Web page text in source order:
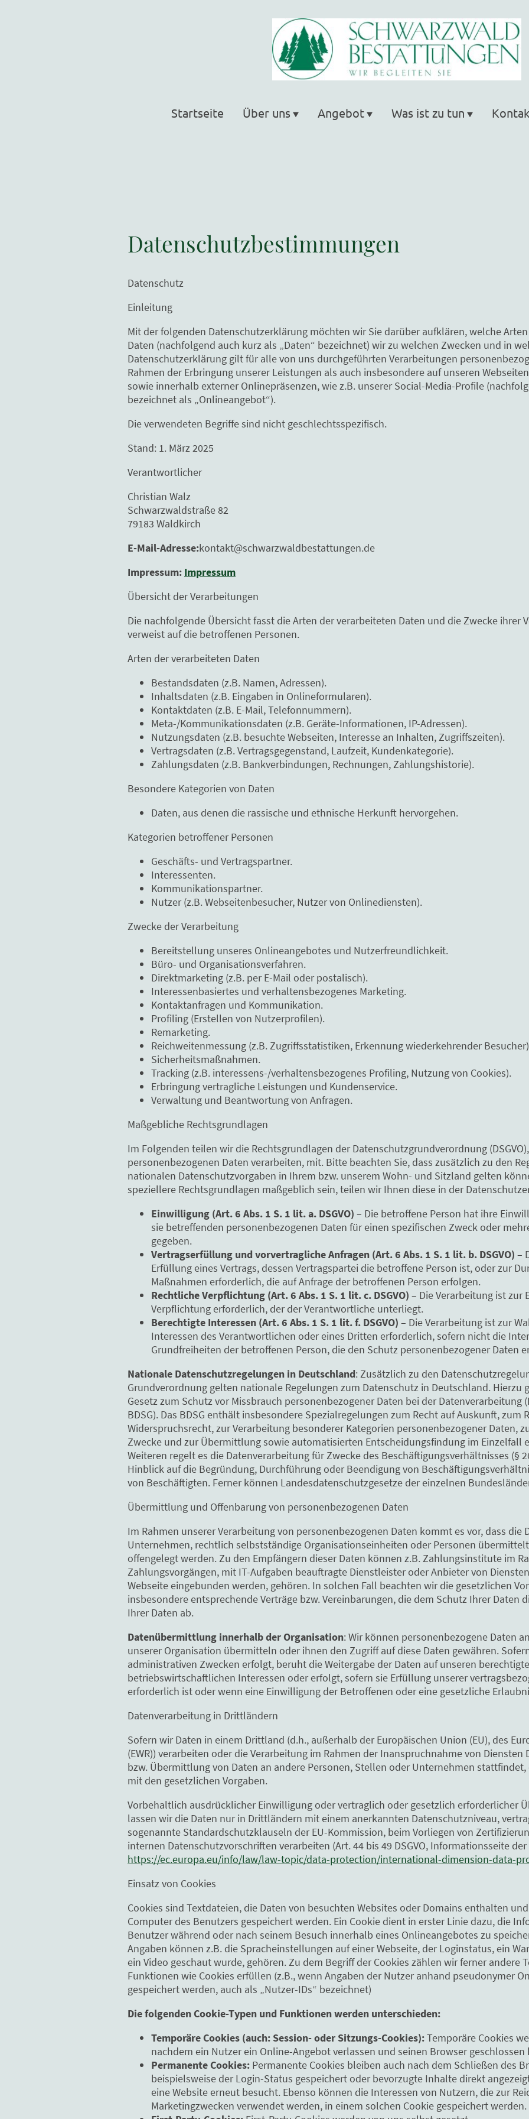
Startseite Über uns Angebot Was ist zu tun
Datenschutzbestimmungen
Datenschutz
Einleitung
Mit der folgenden Datenschutzerklärung möchten wir Sie darüber aufklären, welche
Daten (nachfolgend auch kurz als „Daten“ bezeichnet) wir zu welchen Zwecken und in
Datenschutzerklärung gilt für alle von uns durchgeführten Verarbeitungen
Rahmen der Erbringung unserer Leistungen als auch insbesondere auf unseren
sowie innerhalb externer Onlinepräsenzen, wie z.B. unserer Social-Media-Profile
bezeichnet als „Onlineangebot“).
Die verwendeten Begriffe sind nicht geschlechtsspezifisch.
Stand: 1. März 2025
Verantwortlicher
Christian Walz
Schwarzwaldstraße 82
79183 Waldkirch
E-Mail-Adresse:kontakt@schwarzwaldbestattungen.de
Impressum: Impressum
Übersicht der Verarbeitungen
Die nachfolgende Übersicht fasst die Arten der verarbeiteten Daten und die Zwecke ihrer
verweist auf die betroffenen Personen.
Arten der verarbeiteten Daten
Bestandsdaten (z.B. Namen, Adressen).
Inhaltsdaten (z.B. Eingaben in Onlineformularen).
Kontaktdaten (z.B. E-Mail, Telefonnummern).
Meta-/Kommunikationsdaten (z.B. Geräte-Informationen, IP-Adressen).
Nutzungsdaten (z.B. besuchte Webseiten, Interesse an Inhalten, Zugriffszeiten).
Vertragsdaten (z.B. Vertragsgegenstand, Laufzeit, Kundenkategorie).
Zahlungsdaten (z.B. Bankverbindungen, Rechnungen, Zahlungshistorie).
Besondere Kategorien von Daten
Daten, aus denen die rassische und ethnische Herkunft hervorgehen.
Kategorien betroffener Personen
Geschäfts- und Vertragspartner.
Interessenten.
Kommunikationspartner.
Nutzer (z.B. Webseitenbesucher, Nutzer von Onlinediensten).
Zwecke der Verarbeitung
Bereitstellung unseres Onlineangebotes und Nutzerfreundlichkeit.
Büro- und Organisationsverfahren.
Direktmarketing (z.B. per E-Mail oder postalisch).
Interessenbasiertes und verhaltensbezogenes Marketing.
Kontaktanfragen und Kommunikation.
Profiling (Erstellen von Nutzerprofilen).
Remarketing.
Reichweitenmessung (z.B. Zugriffsstatistiken, Erkennung wiederkehrender
Sicherheitsmaßnahmen.
Tracking (z.B. interessens-/verhaltensbezogenes Profiling, Nutzung von Cookies).
Erbringung vertragliche Leistungen und Kundenservice.
Verwaltung und Beantwortung von Anfragen.
Maßgebliche Rechtsgrundlagen
Im Folgenden teilen wir die Rechtsgrundlagen der Datenschutzgrundverordnung
personenbezogenen Daten verarbeiten, mit. Bitte beachten Sie, dass zusätzlich zu den
nationalen Datenschutzvorgaben in Ihrem bzw. unserem Wohn- und Sitzland gelten
speziellere Rechtsgrundlagen maßgeblich sein, teilen wir Ihnen diese in der
Einwilligung (Art. 6 Abs. 1 S. 1 lit. a. DSGVO) – Die betroffene Person hat ihre
sie betreffenden personenbezogenen Daten für einen spezifischen Zweck oder
gegeben.
Vertragserfüllung und vorvertragliche Anfragen (Art. 6 Abs. 1 S. 1 lit. b. DSGVO) –
Erfüllung eines Vertrags, dessen Vertragspartei die betroffene Person ist, oder zur
Maßnahmen erforderlich, die auf Anfrage der betroffenen Person erfolgen.
Rechtliche Verpflichtung (Art. 6 Abs. 1 S. 1 lit. c. DSGVO) – Die Verarbeitung ist
Verpflichtung erforderlich, der der Verantwortliche unterliegt.
Berechtigte Interessen (Art. 6 Abs. 1 S. 1 lit. f. DSGVO) – Die Verarbeitung ist zur
Interessen des Verantwortlichen oder eines Dritten erforderlich, sofern nicht die
Grundfreiheiten der betroffenen Person, die den Schutz personenbezogener Daten
Nationale Datenschutzregelungen in Deutschland: Zusätzlich zu den
Grundverordnung gelten nationale Regelungen zum Datenschutz in Deutschland. Hierzu
Gesetz zum Schutz vor Missbrauch personenbezogener Daten bei der Datenverarbeitung
BDSG). Das BDSG enthält insbesondere Spezialregelungen zum Recht auf Auskunft, zum
Widerspruchsrecht, zur Verarbeitung besonderer Kategorien personenbezogener Daten,
Zwecke und zur Übermittlung sowie automatisierten Entscheidungsfindung im Einzelfall
Weiteren regelt es die Datenverarbeitung für Zwecke des Beschäftigungsverhältnisses (§
Hinblick auf die Begründung, Durchführung oder Beendigung von
von Beschäftigten. Ferner können Landesdatenschutzgesetze der einzelnen
Übermittlung und Offenbarung von personenbezogenen Daten
Im Rahmen unserer Verarbeitung von personenbezogenen Daten kommt es vor, dass die
Unternehmen, rechtlich selbstständige Organisationseinheiten oder Personen
offengelegt werden. Zu den Empfängern dieser Daten können z.B. Zahlungsinstitute im
Zahlungsvorgängen, mit IT-Aufgaben beauftragte Dienstleister oder Anbieter von
Webseite eingebunden werden, gehören. In solchen Fall beachten wir die gesetzlichen
insbesondere entsprechende Verträge bzw. Vereinbarungen, die dem Schutz Ihrer Daten
Ihrer Daten ab.
Datenübermittlung innerhalb der Organisation: Wir können personenbezogene Daten
unserer Organisation übermitteln oder ihnen den Zugriff auf diese Daten gewähren.
administrativen Zwecken erfolgt, beruht die Weitergabe der Daten auf unseren
betriebswirtschaftlichen Interessen oder erfolgt, sofern sie Erfüllung unserer
erforderlich ist oder wenn eine Einwilligung der Betroffenen oder eine gesetzliche
Datenverarbeitung in Drittländern
Sofern wir Daten in einem Drittland (d.h., außerhalb der Europäischen Union (EU), des
(EWR)) verarbeiten oder die Verarbeitung im Rahmen der Inanspruchnahme von
bzw. Übermittlung von Daten an andere Personen, Stellen oder Unternehmen
mit den gesetzlichen Vorgaben.
Vorbehaltlich ausdrücklicher Einwilligung oder vertraglich oder gesetzlich erforderlicher
lassen wir die Daten nur in Drittländern mit einem anerkannten Datenschutzniveau,
sogenannte Standardschutzklauseln der EU-Kommission, beim Vorliegen von
internen Datenschutzvorschriften verarbeiten (Art. 44 bis 49 DSGVO, Informationsseite
https://ec.europa.eu/info/law/law-topic/data-protection/international-dimension-data-
Einsatz von Cookies
Cookies sind Textdateien, die Daten von besuchten Websites oder Domains enthalten
Computer des Benutzers gespeichert werden. Ein Cookie dient in erster Linie dazu, die
Benutzer während oder nach seinem Besuch innerhalb eines Onlineangebotes zu
Angaben können z.B. die Spracheinstellungen auf einer Webseite, der Loginstatus, ein
ein Video geschaut wurde, gehören. Zu dem Begriff der Cookies zählen wir ferner andere
Funktionen wie Cookies erfüllen (z.B., wenn Angaben der Nutzer anhand pseudonymer
gespeichert werden, auch als „Nutzer-IDs“ bezeichnet)
Die folgenden Cookie-Typen und Funktionen werden unterschieden:
Temporäre Cookies (auch: Session- oder Sitzungs-Cookies):Temporäre Cookies
nachdem ein Nutzer ein Online-Angebot verlassen und seinen Browser geschlossen
Permanente Cookies: Permanente Cookies bleiben auch nach dem Schließen des
beispielsweise der Login-Status gespeichert oder bevorzugte Inhalte direkt
eine Website erneut besucht. Ebenso können die Interessen von Nutzern, die zur
Marketingzwecken verwendet werden, in einem solchen Cookie gespeichert werden.